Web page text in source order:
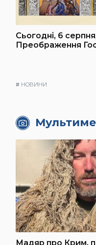
Сьогодні, 6
Преображення
# НОВИНИ
Мадяр про Крим,